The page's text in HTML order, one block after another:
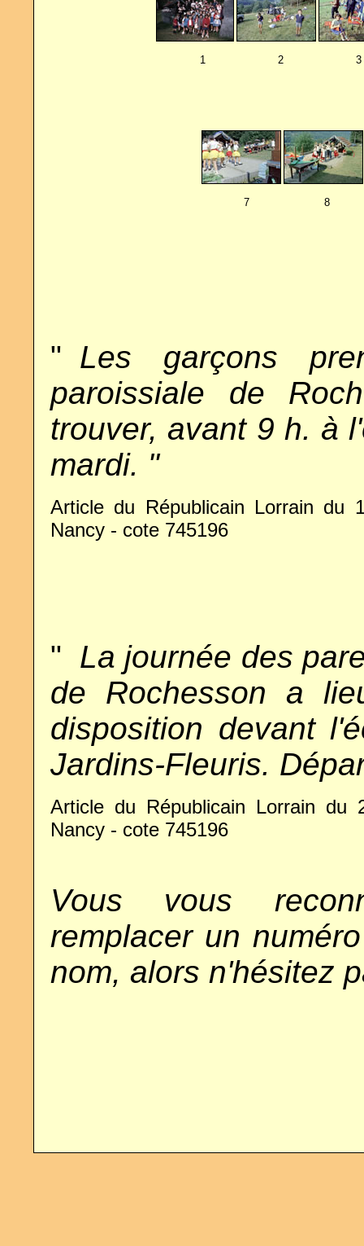
1 2 3
7 8
" Les garçons
paroissiale de
trouver, avant 9 h. à
mardi. "
Article du Républicain Lorrain du
Nancy - cote 745196
" La journée des
de Rochesson a
disposition devant
Jardins-Fleuris.
Article du Républicain Lorrain du
Nancy - cote 745196
Vous vous
remplacer un
nom, alors n'hésitez